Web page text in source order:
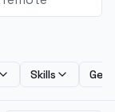
Skills